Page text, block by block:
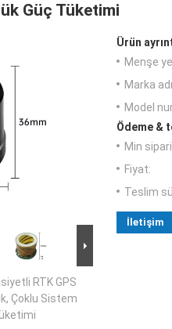
Güç Tüketimi
RTK GPS
Çoklu Sistem
Ürün
Menşe
Marka
Model
Ödeme &
Min
Fiyat:
Teslim
İletişim